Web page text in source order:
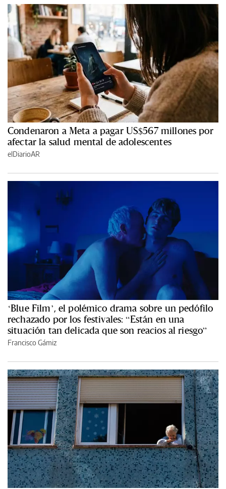
Condenaron a Meta a pagar US$567 millones por
afectar la salud mental de adolescentes
elDiarioAR
‘Blue Film’, el polémico drama sobre un pedófilo
rechazado por los festivales: “Están en una
situación tan delicada que son reacios al riesgo”
Francisco Gámiz